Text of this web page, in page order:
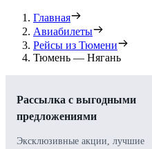
Главная
Авиабилеты
Рейсы из Тюмени
Тюмень — Нягань
Рассылка с выгодными
предложениями
Эксклюзивные акции, лучшие